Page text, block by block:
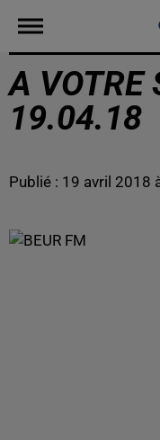
A VOTRE
19.04.18
Publié : 19 avril 2018